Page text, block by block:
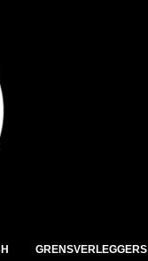
GRENSVERLEGGERS